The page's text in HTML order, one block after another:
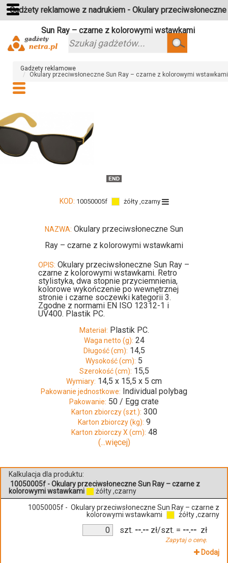
Gadżety reklamowe z nadrukiem - Okulary przeciwsłoneczne
Sun Ray – czarne z kolorowymi wstawkami
Szukaj
Gadżety reklamowe
Okulary przeciwsłoneczne Sun Ray – czarne z kolorowymi wstawkami
KOD: 10050005f żółty ,czarny
NAZWA: Okulary przeciwsłoneczne Sun
Ray – czarne z kolorowymi wstawkami
OPIS: Okulary przeciwsłoneczne Sun Ray –
czarne z kolorowymi wstawkami. Retro
stylistyka, dwa stopnie przyciemnienia,
kolorowe wykończenie po wewnętrznej
stronie i czarne soczewki kategorii 3.
Zgodne z normami EN ISO 12312-1 i
UV400. Plastik PC.
Materiał: Plastik PC.
Waga netto (g): 24
Długość (cm): 14,5
Wysokość (cm): 5
Szerokość (cm): 15,5
Wymiary: 14,5 x 15,5 x 5 cm
Pakowanie jednostkowe: Individual polybag
Pakowanie: 50 / Egg crate
Karton zbiorczy (szt.): 300
Karton zbiorczy (kg): 9
Karton zbiorczy X (cm): 48
(...więcej)
Kalkulacja dla produktu:
10050005f - Okulary przeciwsłoneczne Sun Ray – czarne z
kolorowymi wstawkami
żółty ,czarny
10050005f - Okulary przeciwsłoneczne Sun Ray – czarne z
kolorowymi wstawkami
żółty ,czarny
szt. --.-- zł/szt.
Zapytaj o cenę.
= --.-- zł
Dodaj